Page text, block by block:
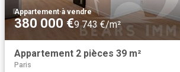
Appartement·à vendre
380 000 €9 743 €/m²
Appartement 2 pièces 39 m²
Paris